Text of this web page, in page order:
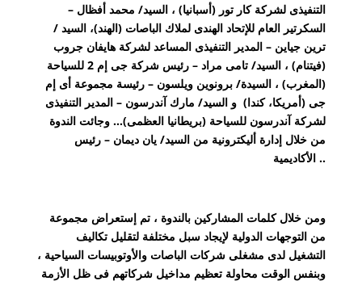
التنفيذى لشركة كار تور (أسبانيا) ، السيد/ محمد أفظال –
السكرتير العام للإتحاد الهندى لملاك الباصات (الهند)، السيد /
ترين جياين – المدير التنفيذى المساعد لشركة هايفان جروب
(فيتنام) ، السيد/ تامى مراد – رئيس شركة جى إم 2 للسياحة
(المغرب) ، السيدة/ برونوين ويلسون – رئيسة مجموعة أى إم
جى (أمريكا، كندا) و السيد/ مارك آندرسون – المدير التنفيذى
لشركة آندرسون للسياحة (بريطانيا العظمى)… وجائت الندوة
من خلال إدارة أليكترونية من السيد/ يان ديمان – رئيس
الأكاديمية ..
ومن خلال كلمات المشاركين بالندوة ، تم إستعراض مجموعة
من التوجهات الدولية لإيجاد سبل مختلفة لتقليل تكاليف
التشغيل لدى مشغلى شركات الباصات والأوتوبيسات السياحية ،
وبنفس الوقت محاولة تعظيم مداخيل شركاتهم فى ظل الأزمة